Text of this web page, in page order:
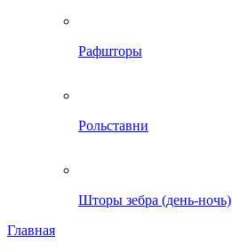
Рафшторы
Рольставни
Шторы зебра (день-ночь)
Главная